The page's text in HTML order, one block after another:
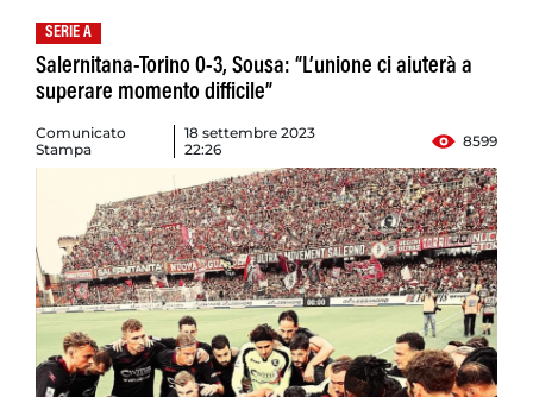
SERIE A
Salernitana-Torino 0-3, Sousa: “L’unione ci aiuterà a
superare momento difficile”
Comunicato
Stampa
18 settembre 2023
22:26
8599